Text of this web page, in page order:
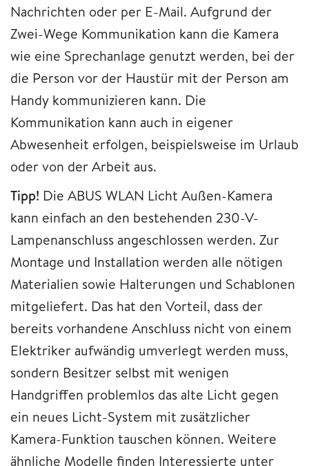
Nachrichten oder per E-Mail. Aufgrund der
Zwei-Wege Kommunikation kann die Kamera
wie eine Sprechanlage genutzt werden, bei der
die Person vor der Haustür mit der Person am
Handy kommunizieren kann. Die
Kommunikation kann auch in eigener
Abwesenheit erfolgen, beispielsweise im Urlaub
oder von der Arbeit aus.
Tipp! Die ABUS WLAN Licht Außen-Kamera
kann einfach an den bestehenden 230-V-
Lampenanschluss angeschlossen werden. Zur
Montage und Installation werden alle nötigen
Materialien sowie Halterungen und Schablonen
mitgeliefert. Das hat den Vorteil, dass der
bereits vorhandene Anschluss nicht von einem
Elektriker aufwändig umverlegt werden muss,
sondern Besitzer selbst mit wenigen
Handgriffen problemlos das alte Licht gegen
ein neues Licht-System mit zusätzlicher
Kamera-Funktion tauschen können. Weitere
ähnliche Modelle finden Interessierte unter